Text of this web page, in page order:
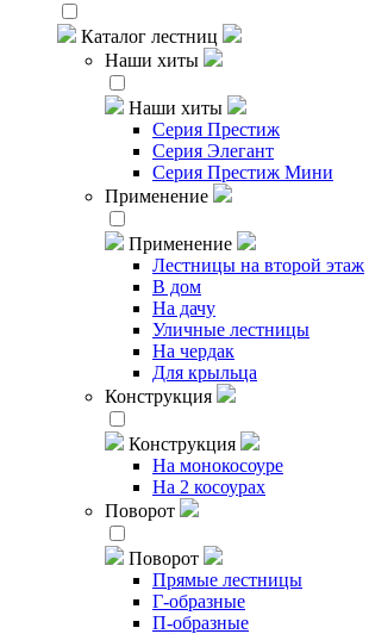
Каталог лестниц
Наши хиты
Наши хиты
Серия Престиж
Серия Элегант
Серия Престиж Мини
Применение
Применение
Лестницы на второй этаж
В дом
На дачу
Уличные лестницы
На чердак
Для крыльца
Конструкция
Конструкция
На монокосоуре
На 2 косоурах
Поворот
Поворот
Прямые лестницы
Г-образные
П-образные